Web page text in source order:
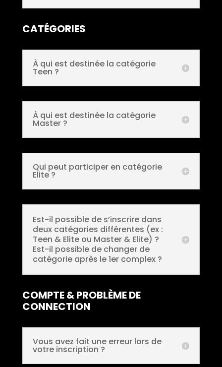
CATÉGORIES
À qui est destinée la catégorie
Teen ?
À qui est destinée la catégorie
Master ?
Qui peut participer en catégorie
Elite ?
Est-il possible de s’inscrire dans
deux catégories différentes (ex :
Teen & Elite ou Master & Elite) ?
Est-il possible de changer de
catégorie après le 1er complex ?
COMPTE & PROBLÈME DE
CONNECTION
Vous avez fait une erreur lors de
votre inscription ?